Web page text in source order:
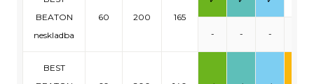
BEATON
neskladba
60 200 165
- - -
BEST